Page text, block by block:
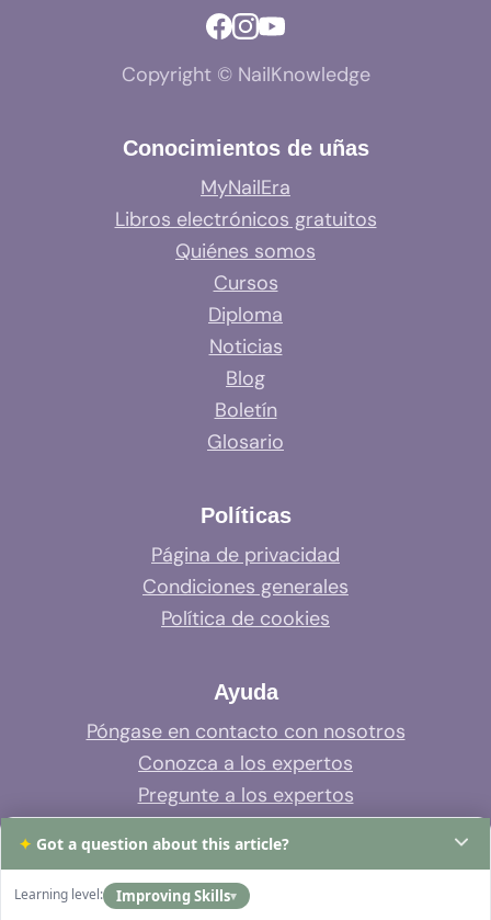
Copyright © NailKnowledge
Conocimientos de uñas
MyNailEra
Libros electrónicos gratuitos
Quiénes somos
Cursos
Diploma
Noticias
Blog
Boletín
Glosario
Políticas
Página de privacidad
Condiciones generales
Política de cookies
Ayuda
Póngase en contacto con nosotros
Conozca a los expertos
Pregunte a los expertos
Soporte del sistema
Preguntas frecuentes
✦ Got a question about this article?
Learning level: Improving Skills▾